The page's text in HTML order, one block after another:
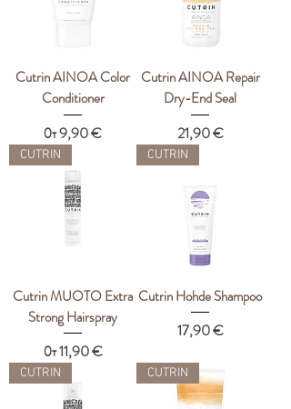
Cutrin AINOA Color
Conditioner
От9,90 €
Цена со скидкой
Cutrin AINOA Repair
Dry-End Seal
Цена
21,90 €
CUTRIN
Cutrin MUOTO Extra
Strong Hairspray
От11,90 €
Цена со скидкой
CUTRIN
Cutrin Hohde Shampoo
Цена
17,90 €
CUTRIN CUTRIN